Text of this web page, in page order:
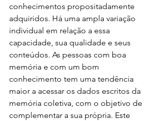
conhecimentos propositadamente
adquiridos. Há uma ampla variação
individual em relação a essa
capacidade, sua qualidade e seus
conteúdos. As pessoas com boa
memória e com um bom
conhecimento tem uma tendência
maior a acessar os dados escritos da
memória coletiva, com o objetivo de
complementar a sua própria. Este